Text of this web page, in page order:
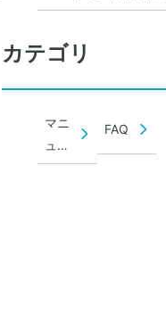
カテゴリ
マニ
ュア
ル
FAQ